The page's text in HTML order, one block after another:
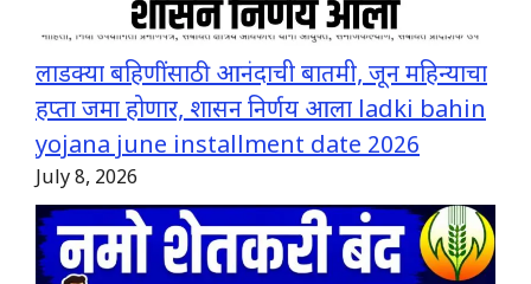
लाडक्या बहिणींसाठी आनंदाची बातमी, जून महिन्याचा
हप्ता जमा होणार, शासन निर्णय आला ladki bahin
yojana june installment date 2026
July 8, 2026